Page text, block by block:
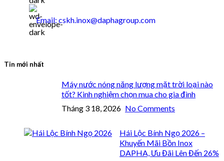
Email: cskh.inox@daphagroup.com
Tin mới nhất
Máy nước nóng năng lượng mặt trời loại nào
tốt? Kinh nghiệm chọn mua cho gia đình
Tháng 3 18, 2026 No Comments
Hái Lộc Bính Ngọ 2026 –
Khuyến Mãi Bồn Inox
DAPHA, Ưu Đãi Lên Đến 26%